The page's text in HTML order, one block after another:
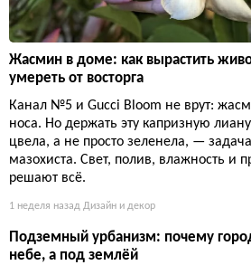
Жасмин в доме: как вырастить
умереть от восторга
Канал №5 и Gucci Bloom не врут:
носа. Но держать эту капризную
цвела, а не просто зеленела, —
мазохиста. Свет, полив, влажность и
решают всё.
1 неделя назад Дизайн и декор
Подземный урбанизм: почему
небе, а под землёй